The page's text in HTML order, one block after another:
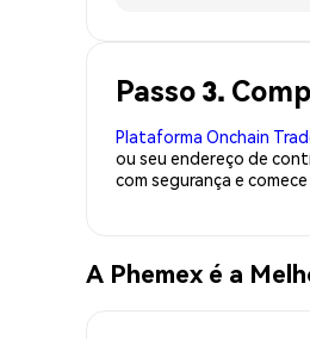
Passo 3.
Plataforma Onchain
ou seu endereço de
com segurança e
A Phemex é a